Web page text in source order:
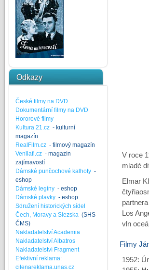
Odkazy
České filmy na DVD
Dokumentární filmy na DVD
Hororové filmy
Kultura 21.cz - kulturní
magazín
RealFilm.cz - filmový magazín
Venilafi.cz - magazín
zajímavostí
Dámské punčochové kalhoty -
eshop
Dámské legíny - eshop
Dámské plavky - eshop
Sdružení historických sídel
Čech, Moravy a Slezska (SHS
ČMS)
Nakladatelství Academia
Nakladatelství Albatros
Nakladatelství Fragment
Efektivní reklama:
cilenareklama.unas.cz
V roce
mladé
Elmar
Los
vln
Filmy
1952: